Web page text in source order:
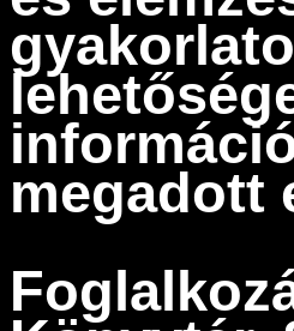
megadott